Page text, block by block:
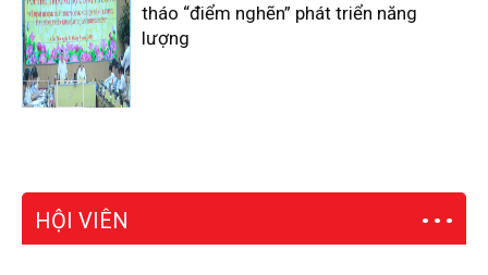
tháo “điểm nghẽn” phát triển năng
lượng
HỘI VIÊN